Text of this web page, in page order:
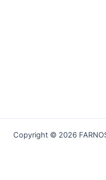
Copyright © 2026